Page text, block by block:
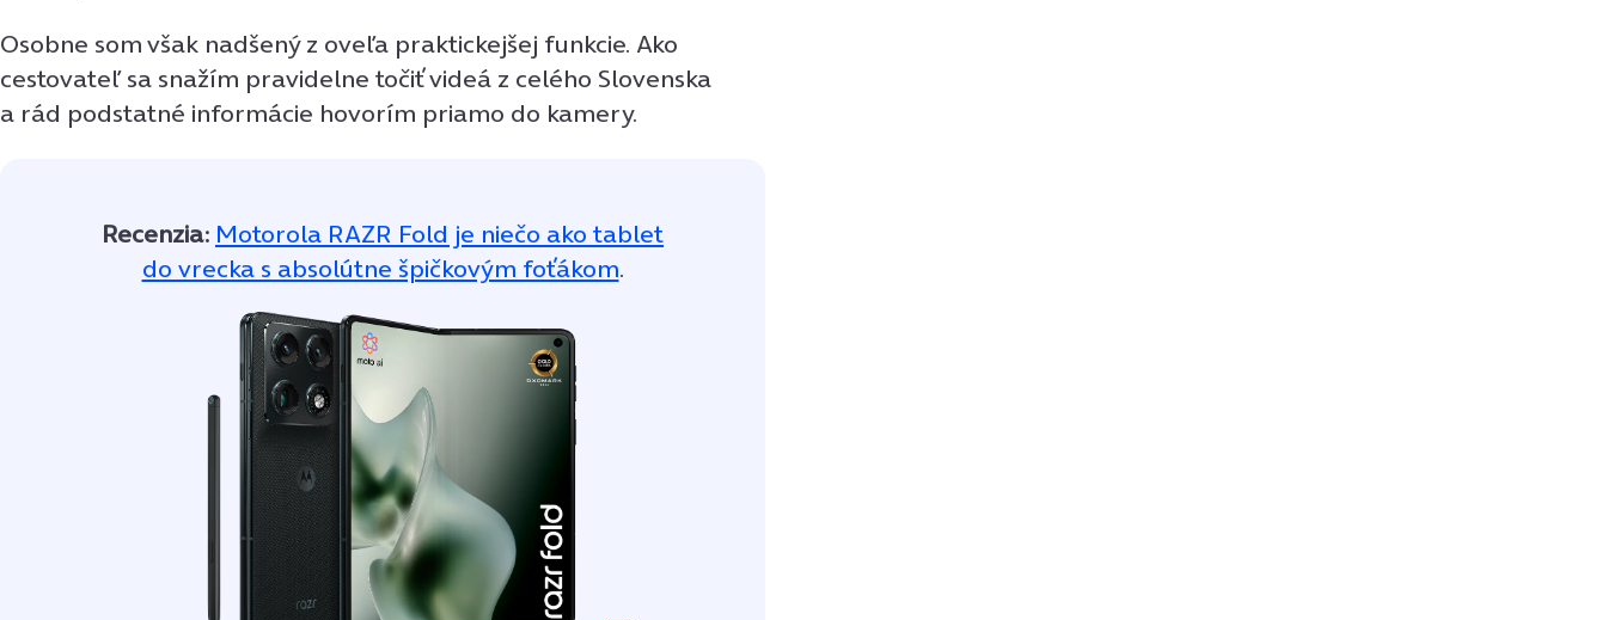
Osobne som však nadšený z oveľa praktickejšej funkcie. Ako
cestovateľ sa snažím pravidelne točiť videá z celého Slovenska
a rád podstatné informácie hovorím priamo do kamery.
Recenzia: Motorola RAZR Fold je niečo ako tablet
do vrecka s absolútne špičkovým foťákom.